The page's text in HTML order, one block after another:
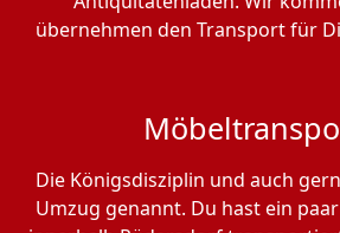
übernehmen den Transport für
Die Königsdisziplin und auch
Umzug genannt. Du hast ein